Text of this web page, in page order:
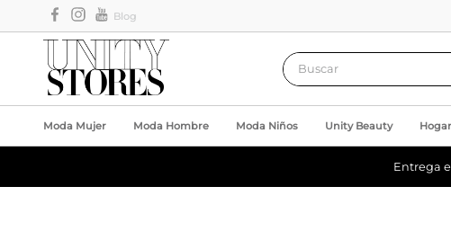
Blog
Buscar
Moda Mujer Moda Hombre Moda Niños Unity Beauty Hogar
Entrega